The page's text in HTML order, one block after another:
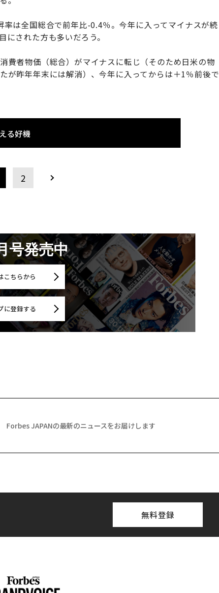
は全国総合で前年比-0.4％。今年に入ってマイナスが続
された方も多いだろう。
費者物価（総合）がマイナスに転じ（そのため日米の物
が昨年年末には解消）、今年に入ってからは＋1％前後で
る好機
2
号発売中
こちらから
に登録する
Forbes JAPANの最新のニュースをお届けします
無料登録